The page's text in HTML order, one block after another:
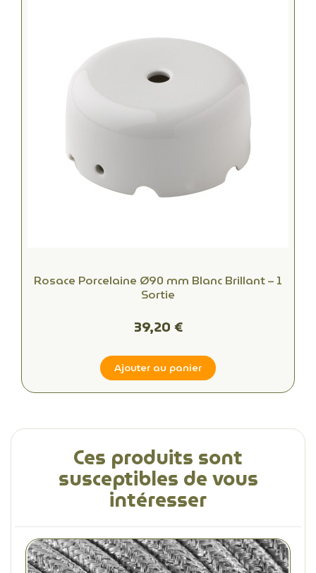
Rosace Porcelaine Ø90 mm Blanc Brillant – 1
Sortie
39,20 €
Ajouter au panier
Ces produits sont
susceptibles de vous
intéresser